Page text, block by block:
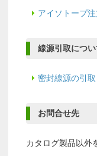
アイソトープ
線源引取につい
密封線源の引取
お問合せ先
カタログ製品以外